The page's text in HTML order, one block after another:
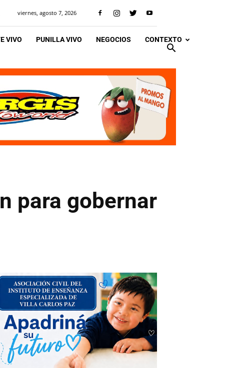
viernes, agosto 7, 2026
VIVO PUNILLA VIVO NEGOCIOS CONTEXTO
para gobernar